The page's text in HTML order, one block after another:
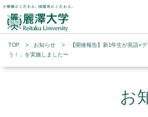
TOP お知らせ
【開催報告】新1年生が英語×
う！」を実施しました〜
お